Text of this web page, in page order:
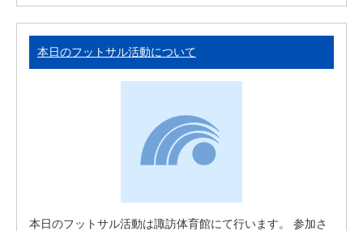
本日のフットサル活動について
本日のフットサル活動は諏訪体育館にて行います。 参加さ